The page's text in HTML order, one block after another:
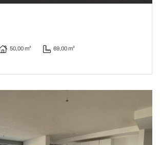
50,00 m² 69,00 m²